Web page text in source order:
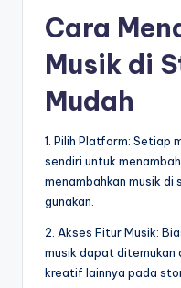
Cara
Musik di
Mudah
1. Pilih Platform: Setiap
sendiri untuk
menambahkan musik
gunakan.
2. Akses Fitur Musik:
musik dapat ditemukan
kreatif lainnya pada